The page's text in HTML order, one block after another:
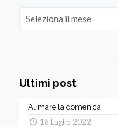
Ultimi post
Al mare la domenica
16 Luglio 2022